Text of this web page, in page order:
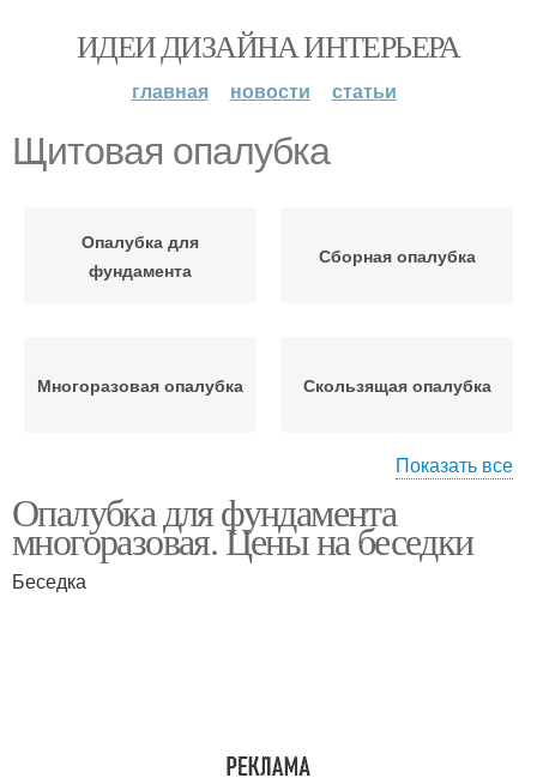
ИДЕИ ДИЗАЙНА ИНТЕРЬЕРА
главная новости статьи
Щитовая опалубка
Опалубка для
фундамента
Сборная опалубка
Многоразовая опалубка Скользящая опалубка
Опалубка для быстрой
заливки
Разборная опалубка
Показать все
Опалубка для фундамента
многоразовая. Цены на беседки
Беседка